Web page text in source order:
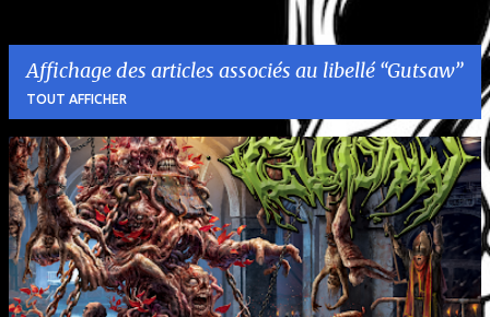
Affichage des articles associés au libellé Gutsaw
TOUT AFFICHER
A
r